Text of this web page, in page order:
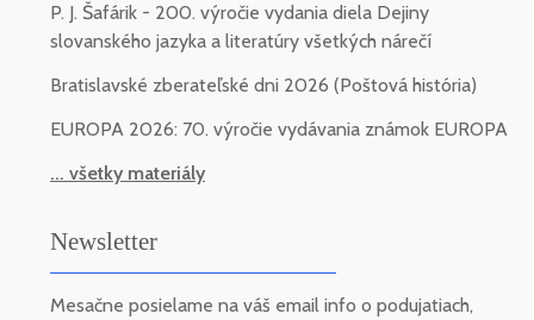
P. J. Šafárik - 200. výročie vydania diela Dejiny
slovanského jazyka a literatúry všetkých nárečí
Bratislavské zberateľské dni 2026 (Poštová história)
EUROPA 2026: 70. výročie vydávania známok EUROPA
... všetky materiály
Newsletter
Mesačne posielame na váš email info o podujatiach,